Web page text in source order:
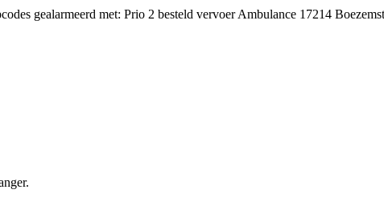
gealarmeerd met: Prio 2 besteld vervoer Ambulance 17214